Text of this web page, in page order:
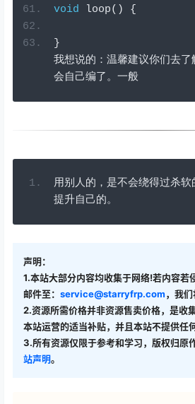
void loop() {
}
我想说的：温馨建议你们去了
会自己编了。一般
用别人的，是不会绕得过杀
提升自己的。
声明：
1.本站大部分内容均收集于网络!若内容若
邮件至： service@starryfrp.com，我们
2.资源所需价格并非资源售卖价格，是收
本站运营的适当补贴，并且本站不提供任
3.所有资源仅限于参考和学习，版权归原
站声明。